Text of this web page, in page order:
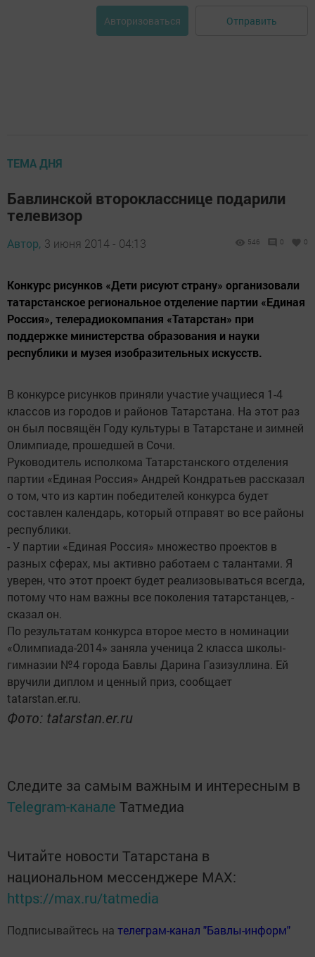
Авторизоваться Отправить
ТЕМА ДНЯ
Бавлинской второкласснице подарили
телевизор
Автор, 3 июня 2014 - 04:13 546 0 0
Конкурс рисунков «Дети рисуют страну» организовали
татарстанское региональное отделение партии «Единая
Россия», телерадиокомпания «Татарстан» при
поддержке министерства образования и науки
республики и музея изобразительных искусств.
В конкурсе рисунков приняли участие учащиеся 1-4
классов из городов и районов Татарстана. На этот раз
он был посвящён Году культуры в Татарстане и зимней
Олимпиаде, прошедшей в Сочи.
Руководитель исполкома Татарстанского отделения
партии «Единая Россия» Андрей Кондратьев рассказал
о том, что из картин победителей конкурса будет
составлен календарь, который отправят во все районы
республики.
- У партии «Единая Россия» множество проектов в
разных сферах, мы активно работаем с талантами. Я
уверен, что этот проект будет реализовываться всегда,
потому что нам важны все поколения татарстанцев, -
сказал он.
По результатам конкурса второе место в номинации
«Олимпиада-2014» заняла ученица 2 класса школы-
гимназии №4 города Бавлы Дарина Газизуллина. Ей
вручили диплом и ценный приз, сообщает
tatarstan.er.ru.
Фото: tatarstan.er.ru
Следите за самым важным и интересным в
Telegram-канале Татмедиа
Читайте новости Татарстана в
национальном мессенджере MАХ:
https://max.ru/tatmedia
Подписывайтесь на телеграм-канал "Бавлы-информ"